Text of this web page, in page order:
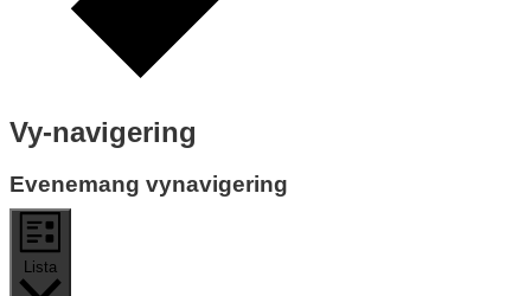
Vy-navigering
Evenemang vynavigering
Lista